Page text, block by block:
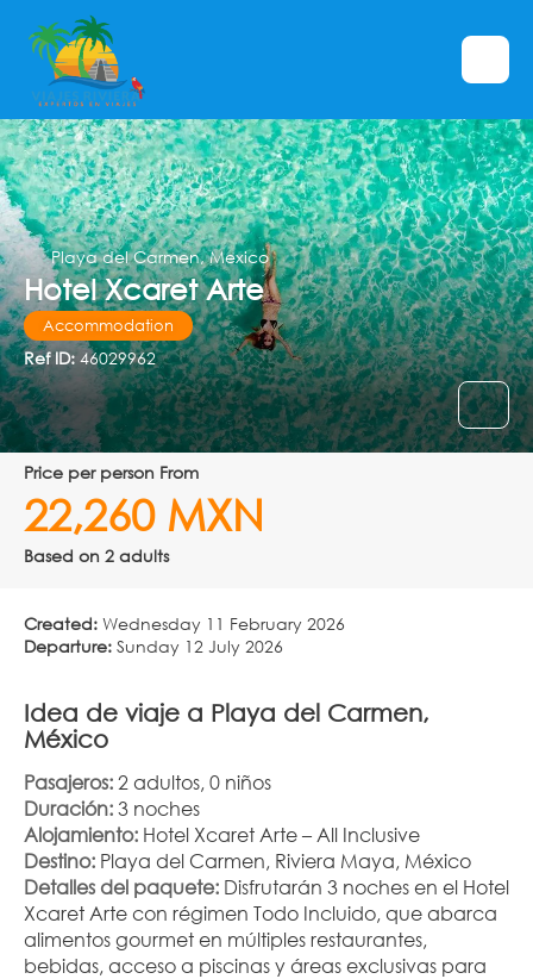
Playa del Carmen, Mexico
Hotel Xcaret Arte
Accommodation
Ref ID: 46029962
price per person From
22,260 MXN
Based on 2 adults
Created: Wednesday 11 February 2026
Departure: Sunday 12 July 2026
Idea de viaje a Playa del Carmen,
México
Pasajeros: 2 adultos, 0 niños
Duración: 3 noches
Alojamiento: Hotel Xcaret Arte – All Inclusive
Destino: Playa del Carmen, Riviera Maya, México
Detalles del paquete: Disfrutarán 3 noches en el Hotel
Xcaret Arte con régimen Todo Incluido, que abarca
alimentos gourmet en múltiples restaurantes,
bebidas, acceso a piscinas y áreas exclusivas para